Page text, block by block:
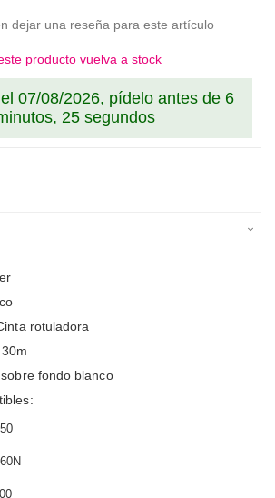
dejar una reseña para este artículo
producto vuelva a stock
07/08/2026, pídelo antes de 6
25 segundos
rotuladora
fondo blanco